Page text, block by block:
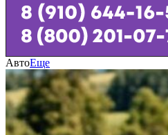
АвтоЕще